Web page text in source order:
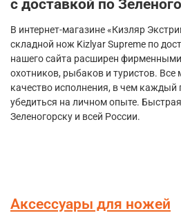
с доставкой по
В интернет-магазине «Кизляр
складной нож KizlyarSupreme по
нашего сайта расширен
охотников, рыбаков и туристов.
качество исполнения, в чем каждый
убедиться на личном опыте.
Зеленогорску и всей России.
Аксессуары для ножей